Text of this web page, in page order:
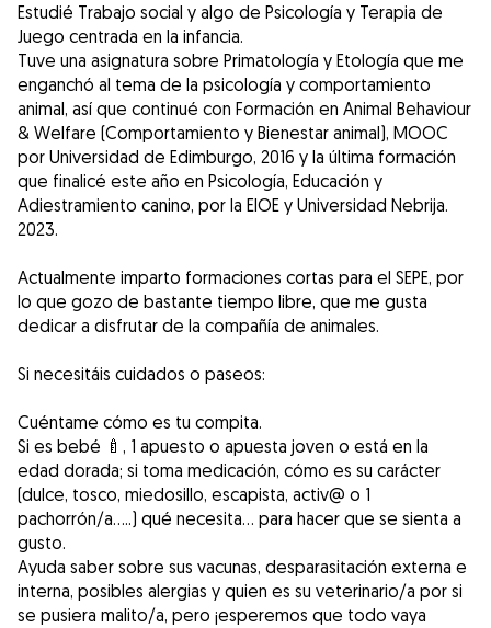
Estudié Trabajo social y algo de Psicología y Terapia de
Juego centrada en la infancia.
Tuve una asignatura sobre Primatología y Etología que me
enganchó al tema de la psicología y comportamiento
animal, así que continué con Formación en Animal Behaviour
& Welfare (Comportamiento y Bienestar animal), MOOC
por Universidad de Edimburgo, 2016 y la última formación
que finalicé este año en Psicología, Educación y
Adiestramiento canino, por la EIOE y Universidad Nebrija.
2023.
Actualmente imparto formaciones cortas para el SEPE, por
lo que gozo de bastante tiempo libre, que me gusta
dedicar a disfrutar de la compañía de animales.
Si necesitáis cuidados o paseos:
Cuéntame cómo es tu compita.
Si es bebé 🍼, 1 apuesto o apuesta joven o está en la
edad dorada; si toma medicación, cómo es su carácter
(dulce, tosco, miedosillo, escapista, activ@ o 1
pachorrón/a.....) qué necesita... para hacer que se sienta a
gusto.
Ayuda saber sobre sus vacunas, desparasitación externa e
interna, posibles alergias y quien es su veterinario/a por si
se pusiera malito/a, pero ¡esperemos que todo vaya